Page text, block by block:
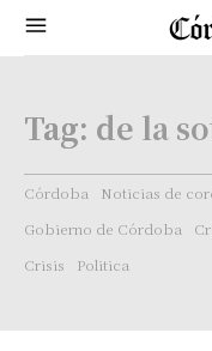
Tag: de la
Córdoba Noticias de
Gobierno de Córdoba
Crisis
Politica